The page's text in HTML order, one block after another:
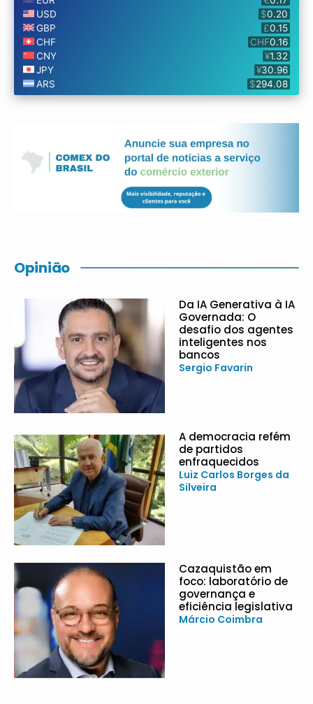
Opinião
Da IA Generativa à IA
Governada: O
desafio dos agentes
inteligentes nos
bancos
Sergio Favarin
A democracia refém
de partidos
enfraquecidos
Luiz Carlos Borges da
Silveira
Cazaquistão em
foco: laboratório de
governança e
eficiência legislativa
Márcio Coimbra